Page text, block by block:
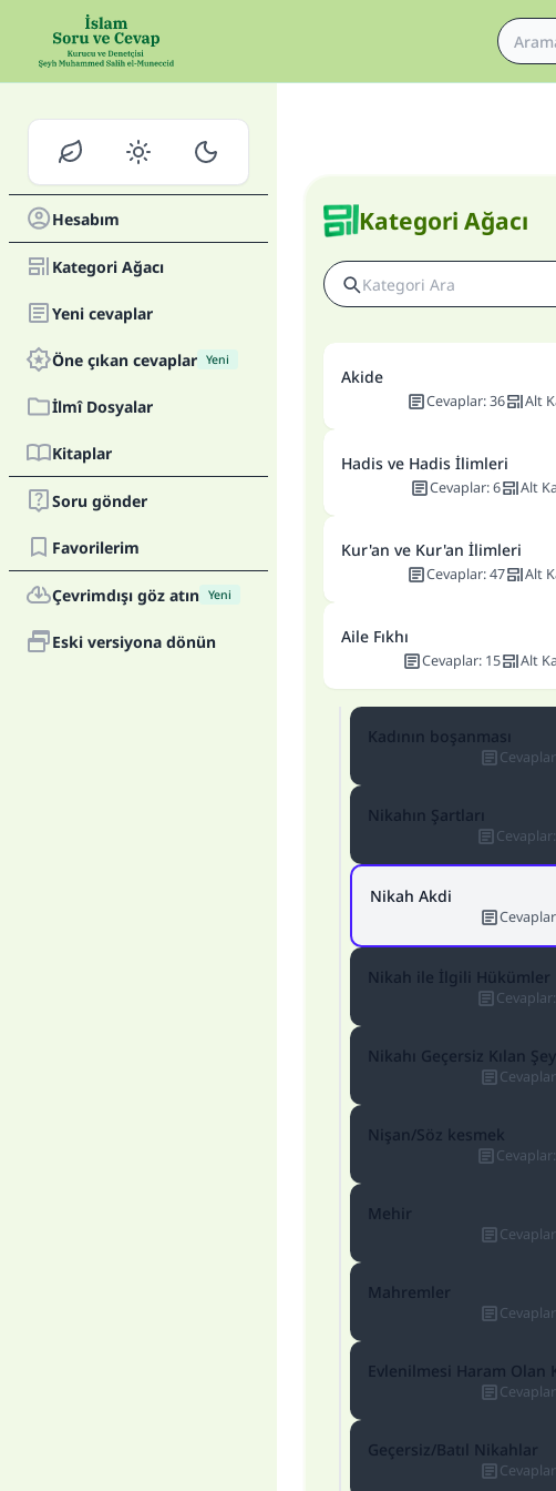
Hesabım
Kategori Ağacı
Yeni cevaplar
Öne çıkan cevaplar Yeni
İlmî Dosyalar
Kitaplar
Soru gönder
Favorilerim
Çevrimdışı göz atın Yeni
Eski versiyona dönün
Kategori Ağacı
Akide
Cevaplar:36 Alt
Hadis ve Hadis İlimleri
Cevaplar:6 Alt
Kur'an ve Kur'an İlimleri
Cevaplar:47 Alt
Aile Fıkhı
Cevaplar: 15 Alt
Kadının boşanması
Cevaplar
Nikahın Şartları
Cevaplar:
Nikah Akdi
Cevaplar
Nikah ile İlgili Hükümler
Cevaplar:
Nikahı Geçersiz Kılan
Cevaplar
Nişan/Söz kesmek
Cevaplar:
Mehir
Cevaplar
Mahremler
Cevaplar
Evlenilmesi Haram Olan
Cevaplar
Geçersiz/Batıl Nikahlar
Cevaplar